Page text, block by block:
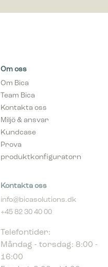
Om oss
Om Bica
Team Bica
Kontakta oss
Miljö & ansvar
Kundcase
Prova
produktkonfiguratorn
+45 82 30 40 00
Måndag - torsdag: 8:00 -
16:00
Fredag: 8:00 - 14:00